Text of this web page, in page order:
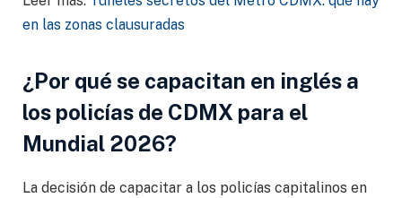
en las zonas clausuradas
¿Por qué se capacitan en inglés a
los policías de CDMX para el
Mundial 2026?
La decisión de capacitar a los policías capitalinos en